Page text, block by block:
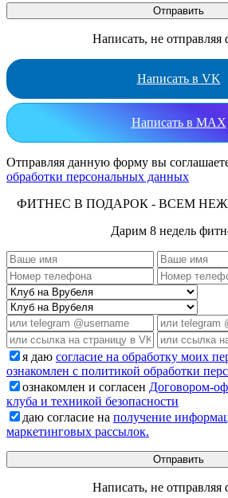
Написать, не
Написать в VK
Написать в MAX
Отправляя данную форму вы
обработки персональных данных
ФИТНЕС В ПОДАРОК - ВСЕМ
Дарим 8 недель
я даю согласие на обработку моих
ознакомлен с политикой обработки
ознакомлен и согласен Договором-
клуба и техникой безопасности
даю согласие на получение
маркетинговых рассылок.
Написать, не